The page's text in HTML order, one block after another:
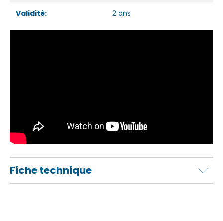
Validité: 2 ans
Fiche technique